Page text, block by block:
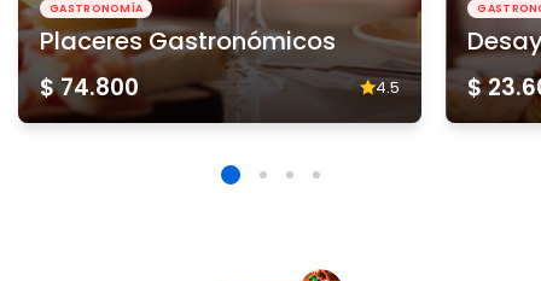
GASTRONOMÍA
Placeres Gastronómicos
$ 74.800 4.5 $